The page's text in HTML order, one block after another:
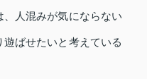
人混みが気にならない
ばせたいと考えている